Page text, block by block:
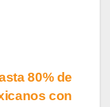
80% de
con